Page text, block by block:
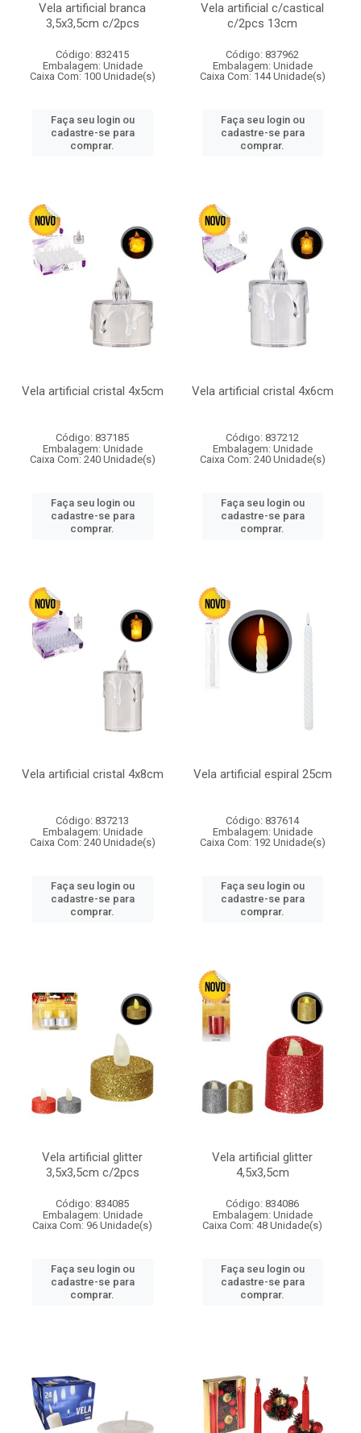
Vela artificial branca
3,5x3,5cm c/2pcs
Código: 832415
Embalagem: Unidade
Caixa Com: 100 Unidade(s)
Faça seu login ou
cadastre-se para
comprar.
Vela artificial c/castical
c/2pcs 13cm
Código: 837962
Embalagem: Unidade
Caixa Com: 144 Unidade(s)
Faça seu login ou
cadastre-se para
comprar.
Vela artificial cristal 4x5cm
Código: 837185
Embalagem: Unidade
Caixa Com: 240 Unidade(s)
Faça seu login ou
cadastre-se para
comprar.
Vela artificial cristal 4x6cm
Código: 837212
Embalagem: Unidade
Caixa Com: 240 Unidade(s)
Faça seu login ou
cadastre-se para
comprar.
Vela artificial cristal 4x8cm
Código: 837213
Embalagem: Unidade
Caixa Com: 240 Unidade(s)
Faça seu login ou
cadastre-se para
comprar.
Vela artificial espiral 25cm
Código: 837614
Embalagem: Unidade
Caixa Com: 192 Unidade(s)
Faça seu login ou
cadastre-se para
comprar.
Vela artificial glitter
3,5x3,5cm c/2pcs
Código: 834085
Embalagem: Unidade
Caixa Com: 96 Unidade(s)
Faça seu login ou
cadastre-se para
comprar.
Vela artificial glitter
4,5x3,5cm
Código: 834086
Embalagem: Unidade
Caixa Com: 48 Unidade(s)
Faça seu login ou
cadastre-se para
comprar.